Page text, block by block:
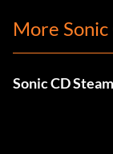
More
Sonic CD